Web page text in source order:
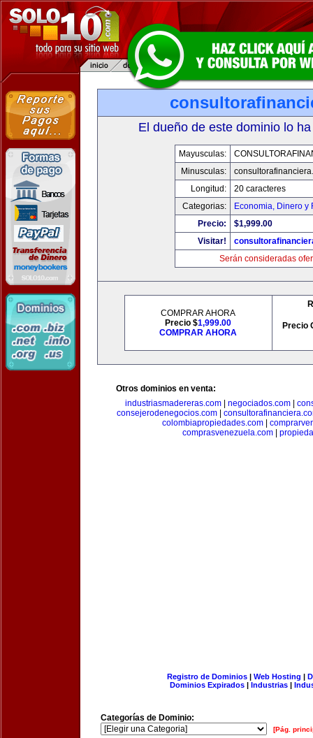
El dueño de este dominio lo
Mayusculas:
Minusculas:
Longitud:
20 caracteres
Categorias:
Economia, Dinero y
Precio:
$1,999.00
Visitar!
Serán consideradas
COMPRAR AHORA
Precio $1,999.00
COMPRAR AHORA
Precio
Otros dominios en venta:
industriasmadereras.com
negociados.com
consejerodenegocios.com
colombiapropiedades.com|
comprasvenezuela.com|
Registro de Dominios| Web Hosting |
Dominios Expirados | Industrias |
Categorías de Dominio:
[Pág.